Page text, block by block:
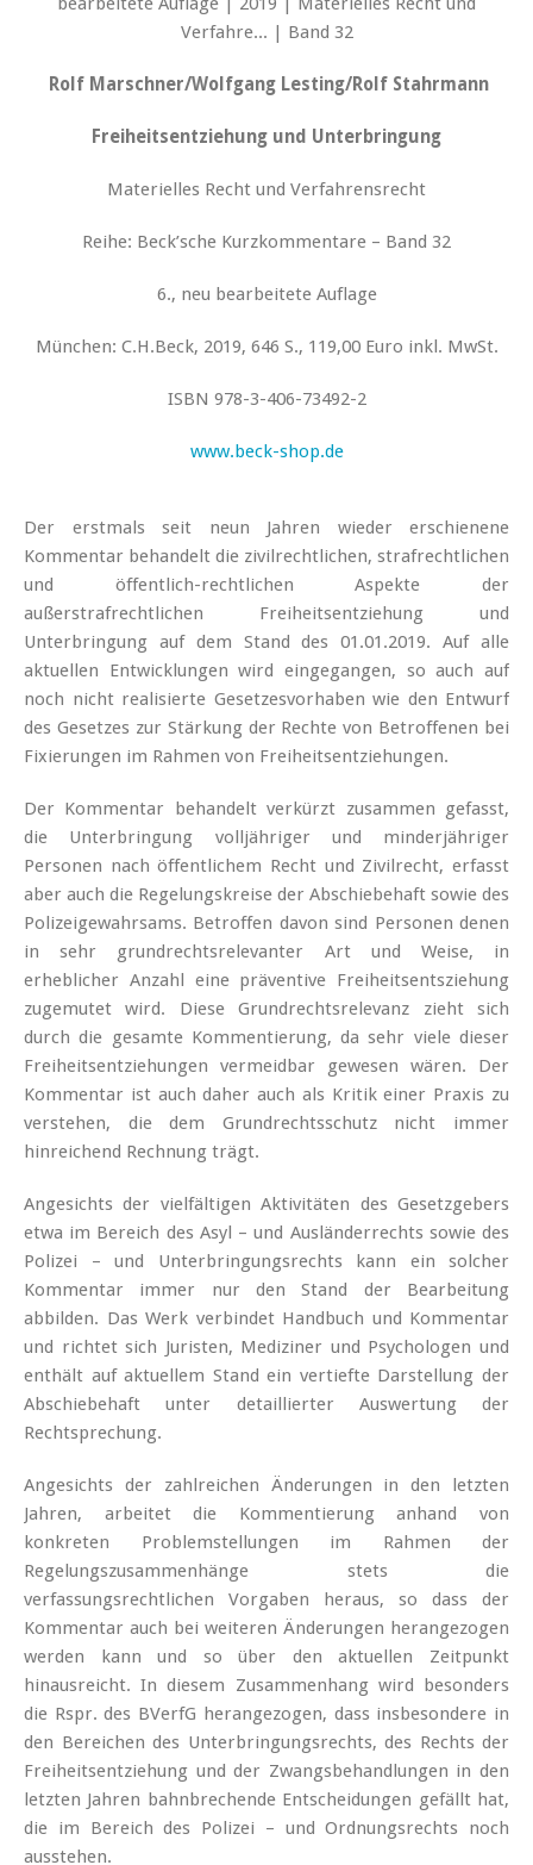
Rolf Marschner/Wolfgang Lesting/Rolf Stahrmann
Freiheitsentziehung und Unterbringung
Materielles Recht und Verfahrensrecht
Reihe: Beck’sche Kurzkommentare – Band 32
6., neu bearbeitete Auflage
München: C.H.Beck, 2019, 646 S., 119,00 Euro inkl. MwSt.
ISBN 978-3-406-73492-2
www.beck-shop.de
Der erstmals seit neun Jahren wieder erschienene
Kommentar behandelt die zivilrechtlichen, strafrechtlichen
und öffentlich-rechtlichen Aspekte der
außerstrafrechtlichen Freiheitsentziehung und
Unterbringung auf dem Stand des 01.01.2019. Auf alle
aktuellen Entwicklungen wird eingegangen, so auch auf
noch nicht realisierte Gesetzesvorhaben wie den Entwurf
des Gesetzes zur Stärkung der Rechte von Betroffenen bei
Fixierungen im Rahmen von Freiheitsentziehungen.
Der Kommentar behandelt verkürzt zusammen gefasst,
die Unterbringung volljähriger und minderjähriger
Personen nach öffentlichem Recht und Zivilrecht, erfasst
aber auch die Regelungskreise der Abschiebehaft sowie des
Polizeigewahrsams. Betroffen davon sind Personen denen
in sehr grundrechtsrelevanter Art und Weise, in
erheblicher Anzahl eine präventive Freiheitsentsziehung
zugemutet wird. Diese Grundrechtsrelevanz zieht sich
durch die gesamte Kommentierung, da sehr viele dieser
Freiheitsentziehungen vermeidbar gewesen wären. Der
Kommentar ist auch daher auch als Kritik einer Praxis zu
verstehen, die dem Grundrechtsschutz nicht immer
hinreichend Rechnung trägt.
Angesichts der vielfältigen Aktivitäten des Gesetzgebers
etwa im Bereich des Asyl – und Ausländerrechts sowie des
Polizei – und Unterbringungsrechts kann ein solcher
Kommentar immer nur den Stand der Bearbeitung
abbilden. Das Werk verbindet Handbuch und Kommentar
und richtet sich Juristen, Mediziner und Psychologen und
enthält auf aktuellem Stand ein vertiefte Darstellung der
Abschiebehaft unter detaillierter Auswertung der
Rechtsprechung.
Angesichts der zahlreichen Änderungen in den letzten
Jahren, arbeitet die Kommentierung anhand von
konkreten Problemstellungen im Rahmen der
Regelungszusammenhänge stets die
verfassungsrechtlichen Vorgaben heraus, so dass der
Kommentar auch bei weiteren Änderungen herangezogen
werden kann und so über den aktuellen Zeitpunkt
hinausreicht. In diesem Zusammenhang wird besonders
die Rspr. des BVerfG herangezogen, dass insbesondere in
den Bereichen des Unterbringungsrechts, des Rechts der
Freiheitsentziehung und der Zwangsbehandlungen in den
letzten Jahren bahnbrechende Entscheidungen gefällt hat,
die im Bereich des Polizei – und Ordnungsrechts noch
ausstehen.